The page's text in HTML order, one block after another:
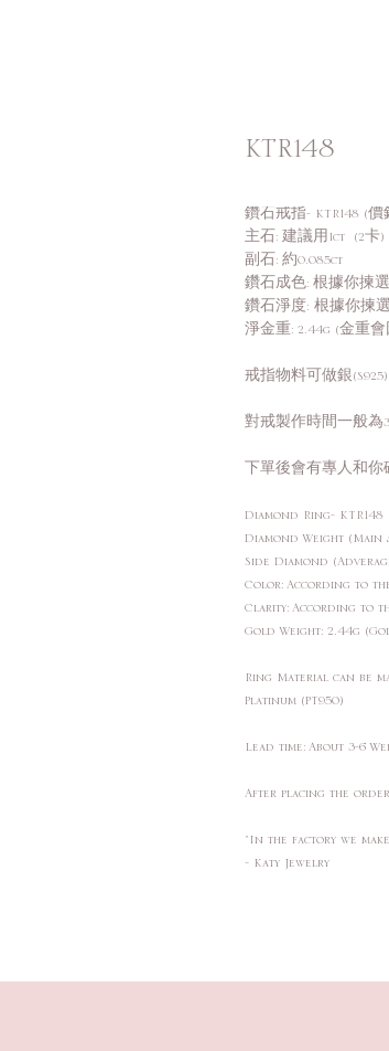
KTR148
鑽石戒指- KTR148 (
主石: 建議用1ct (2卡)
副石: 約0.085ct
鑽石成色: 根據你揀
鑽石淨度: 根據你揀
淨金重: 2.44g (金重
戒指物料可做銀
對戒製作時間一般為
下單後會有專人和
Diamond Ring-
Diamond Weight (Main
Side Diamond
Color: According to
Clarity: According to
Gold Weight: 2.44g
Ring Material can be
Platinum (PT950)
Lead time: About 3-6
After placing the
"In the factory we
- Katy Jewelry